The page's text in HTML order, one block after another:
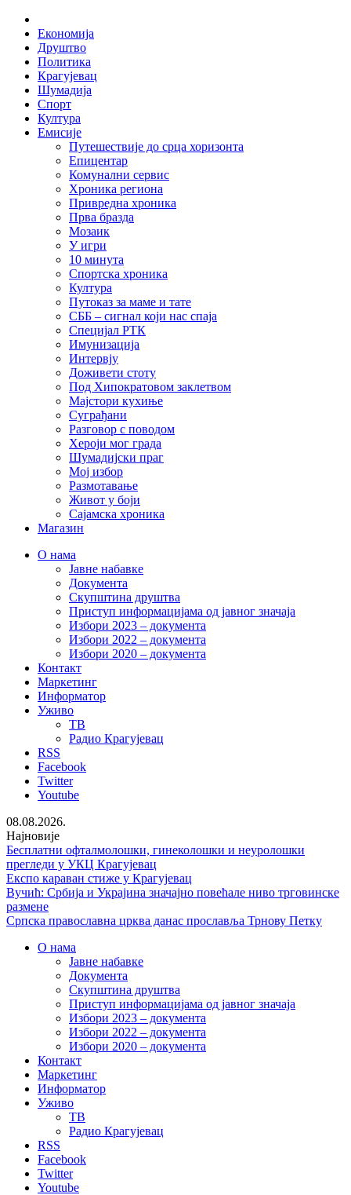
Skip
content
Економија
Друштво
Политика
Крагујевац
Шумадија
Спорт
Култура
Емисије
Путешествије до срца хоризонта
Епицентар
Комунални сервис
Хроника региона
Привредна хроника
Прва бразда
Мозаик
У игри
10 минута
Спортска хроника
Култура
Путоказ за маме и тате
СББ – сигнал који нас спаја
Специјал РТК
Имунизација
Интервју
Доживети стоту
Под Хипократовом заклетвом
Мајстори кухиње
Суграђани
Разговор с поводом
Хероји мог града
Шумадијски праг
Мој избор
Размотавање
Живот у боји
Сајамска хроника
Магазин
О нама
Јавне набавке
Документа
Скупштина друштва
Приступ информацијама од јавног значаја
Избори 2023 – документа
Избори 2022 – документа
Избори 2020 – документа
Контакт
Маркетинг
Информатор
Уживо
ТВ
Радио Крагујевац
RSS
Facebook
Twitter
Youtube
08.08.2026.
Најновије
Бесплатни офталмолошки, гинеколошки и неуролошки
прегледи у УКЦ Крагујевац
Експо караван стиже у Крагујевац
Вучић: Србија и Украјина значајно повећале ниво трговинске
размене
Српска православна црква данас прославља Трнову Петку
О нама
Јавне набавке
Документа
Скупштина друштва
Приступ информацијама од јавног значаја
Избори 2023 – документа
Избори 2022 – документа
Избори 2020 – документа
Контакт
Маркетинг
Информатор
Уживо
ТВ
Радио Крагујевац
RSS
Facebook
Twitter
Youtube